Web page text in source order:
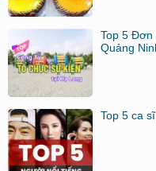
Top 5 Đơn
Quảng
Top 5 ca